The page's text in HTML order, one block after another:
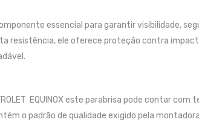
componente essencial para garantir visibilidade,
resistência, ele oferece proteção contra
EQUINOX este parabrisa pode contar com
o padrão de qualidade exigido pela